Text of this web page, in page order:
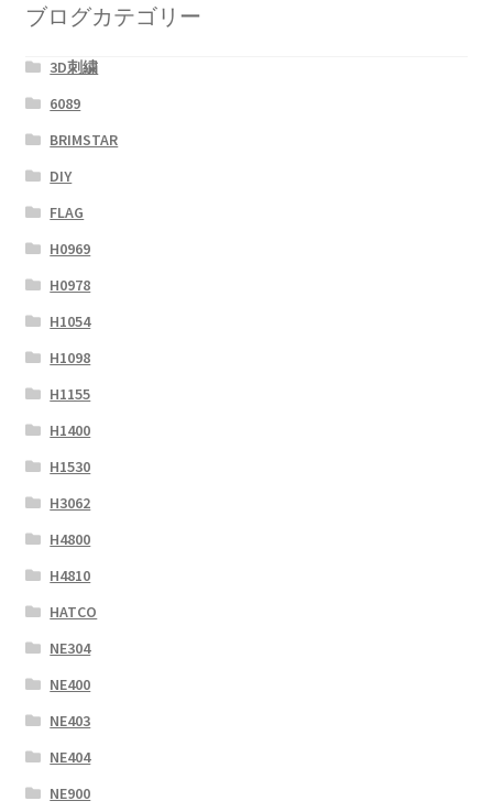
ブログカテゴリー
3D刺繍
6089
BRIMSTAR
DIY
FLAG
H0969
H0978
H1054
H1098
H1155
H1400
H1530
H3062
H4800
H4810
HATCO
NE304
NE400
NE403
NE404
NE900